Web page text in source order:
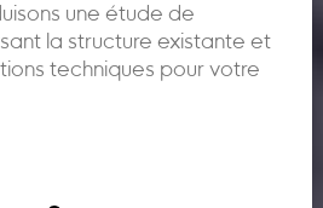
une étude de
la structure existante et
techniques pour votre